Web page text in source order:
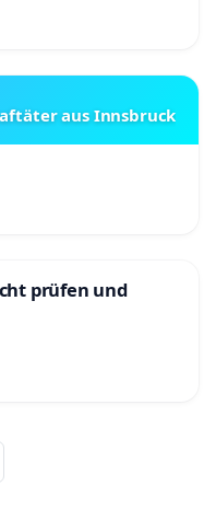
aus Innsbruck
prüfen und